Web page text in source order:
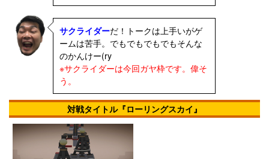
サクライダーだ！トークは上手いがゲ
ームは苦手。でもでもでもでもそんな
のかんけー(ry
※サクライダーは今回ガヤ枠です。偉そ
う。
対戦タイトル『ローリングスカイ』